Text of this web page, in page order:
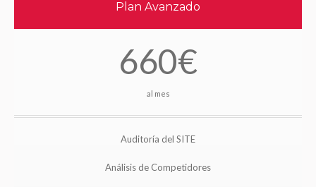
Plan Avanzado
660€
al mes
Auditoría del SITE
Análisis de Competidores